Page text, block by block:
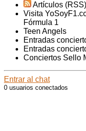
Artículos (RSS)
Visita
Fórmula 1
Teen Angels
Entradas
Entradas
Conciertos Sello
Entrar al chat
0 usuarios conectados